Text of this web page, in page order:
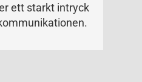
ett starkt intryck